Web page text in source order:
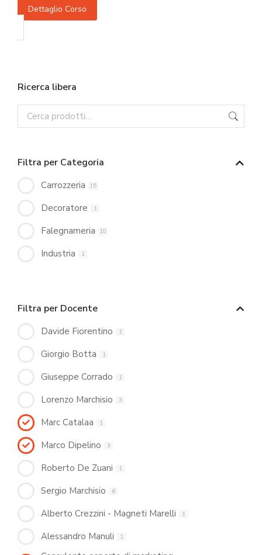
Dettaglio Corso
Ricerca libera
Filtra per Categoria
Carrozzeria 15
Decoratore 1
Falegnameria 10
Industria 1
Filtra per Docente
Davide Fiorentino 1
Giorgio Botta 1
Giuseppe Corrado 1
Lorenzo Marchisio 3
Marc Catalaa 1
Marco Dipelino 3
Roberto De Zuani 1
Sergio Marchisio 6
Alberto Crezzini - Magneti Marelli 1
Alessandro Manuli 1